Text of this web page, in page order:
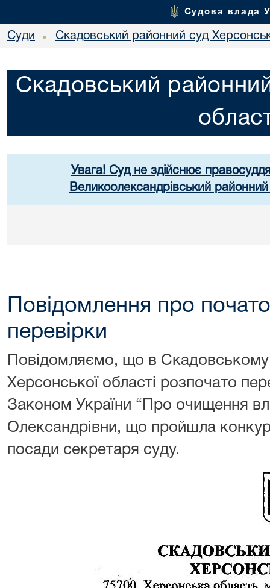
Судова влада
Суди • Скадовський районний суд
Скадовський
Увага! Суд не здійснює
Великоолександрівський
Повідомлення про
перевірки
Повідомляємо, що в
Херсонської області розпочато
Законом України “Про очищення
Олександрівни, що пройшла
посади секретаря суду.